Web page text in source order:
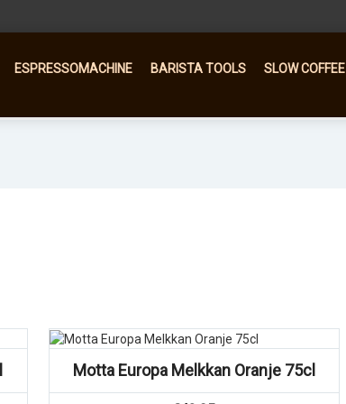
ESPRESSOMACHINE BARISTA TOOLS SLOW COFFEE
Motta Europa Melkkan Oranje 75cl
Vergelijk